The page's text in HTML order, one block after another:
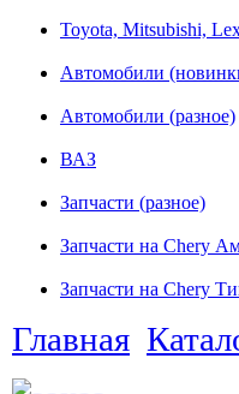
Toyota, Mitsubishi,
Автомобили
Автомобили (разное)
ВАЗ
Запчасти (разное)
Запчасти на Chery
Запчасти на Chery
Главная